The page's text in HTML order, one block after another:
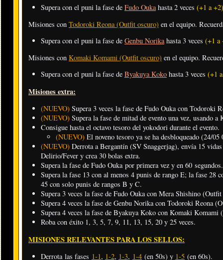
Supera con el puni la fase de Fudo Oukahasta 2 veces (+1 a +2)
Misiones con Todoroki Reona (Outfit oscuro) en el equipo.
Supera con el puni la fase de Genbu Norikahasta 3 veces (+1 a
Misiones con Komaki Komami (Outfit oscuro) en el equipo.
Supera con el puni la fase de Byakuya Koko hasta 3 veces (+1
Misiones extra:
(NUEVO) Supera 3 veces la fase de Fudo Ouka con Todoroki
(NUEVO) Supera la fase de mitad de evento una vez, usando
Consigue hasta el octavo tesoro del yokodori durante el evento.
(NUEVO) El noveno tesoro ya se ha desbloqueado (24/
(NUEVO) Derrota a Bergantín (SV Snaggerjag), envía 15
Delirio/Fever y crea 30 bolas extra.
Supera la fase de Fudo Ouka por primera vez y en 60 segundos.
Supera la fase 13 con al menos 4 punis de rango E; la fase
45 con solo punis de rangos B y C.
Supera 3 veces la fase de Fudo Ouka con Mera Shishino
Supera 4 veces la fase de Genbu Norika con Todoroki Reona
Supera 4 veces la fase de Byakuya Koko con Komaki Komami
Roba con éxito 1, 3, 5, 7, 9, 11, 13, 15, 20 y 25 veces.
MISIONES RELEVANTES PARA LOS SELLOS:
Derrota las fases 1-1, 1-2, 1-3, 1-4 (en 50s) y 1-5 (en 60s).